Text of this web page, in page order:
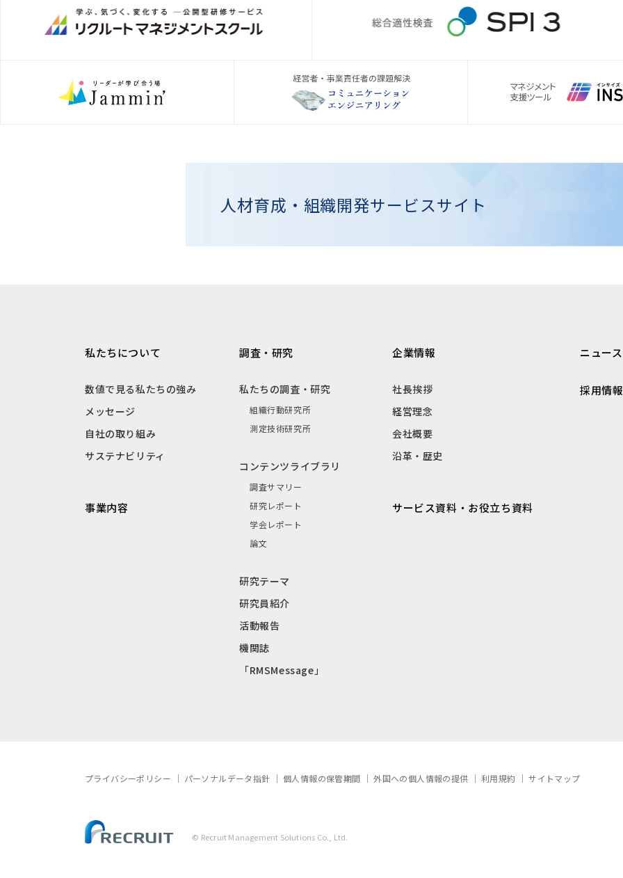
人材育成・組織開発サービスサイト
私たちについて
数値で見る私たちの強み
メッセージ
自社の取り組み
サステナビリティ
事業内容
調査・研究
私たちの調査・研究
組織行動研究所
測定技術研究所
コンテンツライブラリ
調査サマリー
研究レポート
学会レポート
論文
研究テーマ
研究員紹介
活動報告
機関誌
「RMSMessage」
企業情報
社長挨拶
経営理念
会社概要
沿革・歴史
サービス資料・お役立ち資料
ニュース
採用情報
プライバシーポリシー パーソナルデータ指針 個人情報の保管期間 外国への個人情報の提供 利用規約 サイトマップ
© Recruit Management Solutions Co., Ltd.